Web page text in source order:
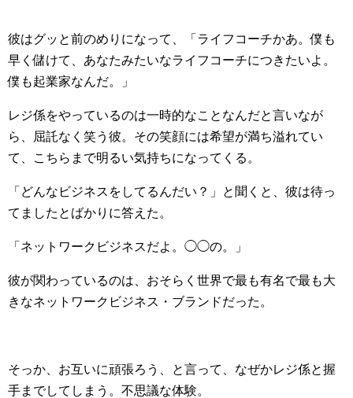
彼はグッと前のめりになって、「ライフコーチかあ。僕も
早く儲けて、あなたみたいなライフコーチにつきたいよ。
僕も起業家なんだ。」
レジ係をやっているのは一時的なことなんだと言いなが
ら、屈託なく笑う彼。その笑顔には希望が満ち溢れてい
て、こちらまで明るい気持ちになってくる。
「どんなビジネスをしてるんだい？」と聞くと、彼は待っ
てましたとばかりに答えた。
「ネットワークビジネスだよ。◯◯の。」
彼が関わっているのは、おそらく世界で最も有名で最も大
きなネットワークビジネス・ブランドだった。
そっか、お互いに頑張ろう、と言って、なぜかレジ係と握
手までしてしまう。不思議な体験。